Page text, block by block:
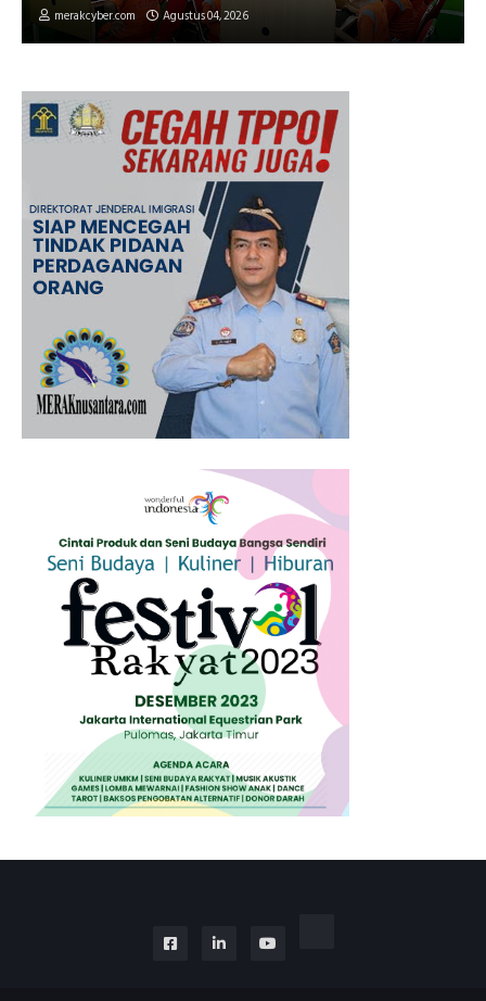
merakcyber.com Agustus 04, 2026